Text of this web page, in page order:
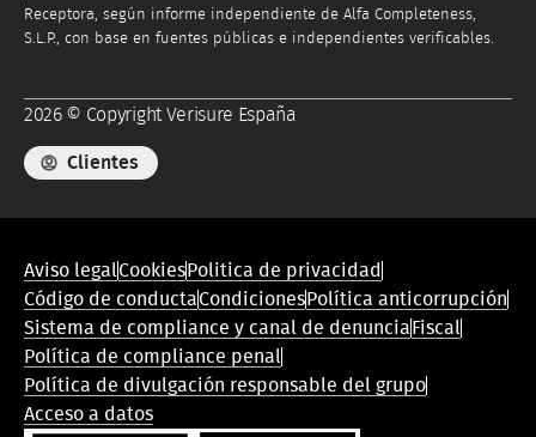
Receptora, según informe independiente de Alfa Completeness,
S.L.P., con base en fuentes públicas e independientes verificables.
2026 © Copyright Verisure España
Clientes
Menú
de
conformidad
legal
Aviso legal Cookies Politica de privacidad
Código de conductaCondiciones Política anticorrupción
Sistema de compliance y canal de denuncia Fiscal
Política de compliance penal
Política de divulgación responsable del grupo
Acceso a datos